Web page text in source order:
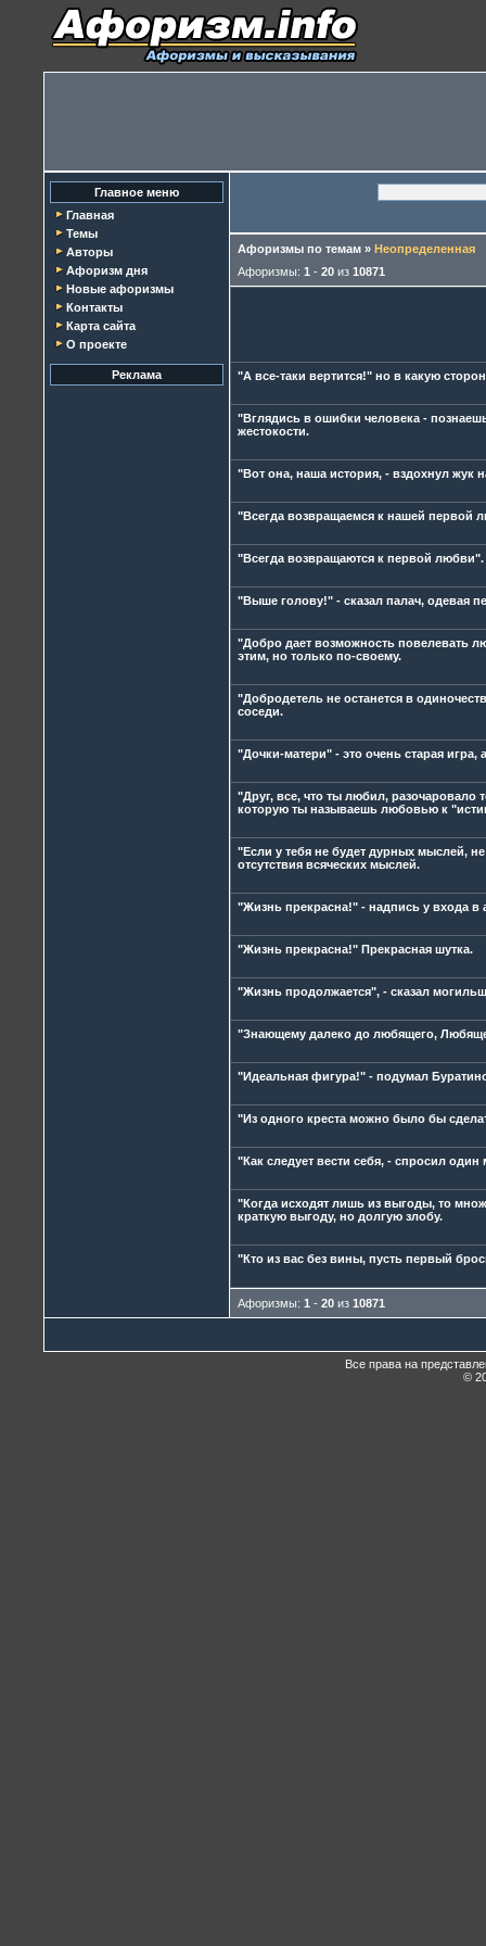
Главное меню
Главная
Темы
Авторы
Афоризм дня
Новые афоризмы
Контакты
Карта сайта
О проекте
Реклама
Афоризмы по темам » Неопределенная
Афоризмы: 1 - 20 из 10871
"А все-таки вертится!" но в какую
"Вглядись в ошибки человека -
жестокости.
"Вот она, наша история, - вздохнул жук
"Всегда возвращаемся к нашей первой
"Всегда возвращаются к первой
"Выше голову!" - сказал палач, одевая
"Добро дает возможность повелевать
этим, но только по-своему.
"Добродетель не останется в
соседи.
"Дочки-матери" - это очень старая игра,
"Друг, все, что ты любил, разочаровало
которую ты называешь любовью к
"Если у тебя не будет дурных мыслей,
отсутствия всяческих мыслей.
"Жизнь прекрасна!" - надпись у входа в
"Жизнь прекрасна!" Прекрасная шутка.
"Жизнь продолжается", - сказал
"Знающему далеко до любящего,
"Идеальная фигура!" - подумал
"Из одного креста можно было бы
"Как следует вести себя, - спросил
"Когда исходят лишь из выгоды, то
краткую выгоду, но долгую злобу.
"Кто из вас без вины, пусть первый
Афоризмы: 1 - 20 из 10871
Все права на
©